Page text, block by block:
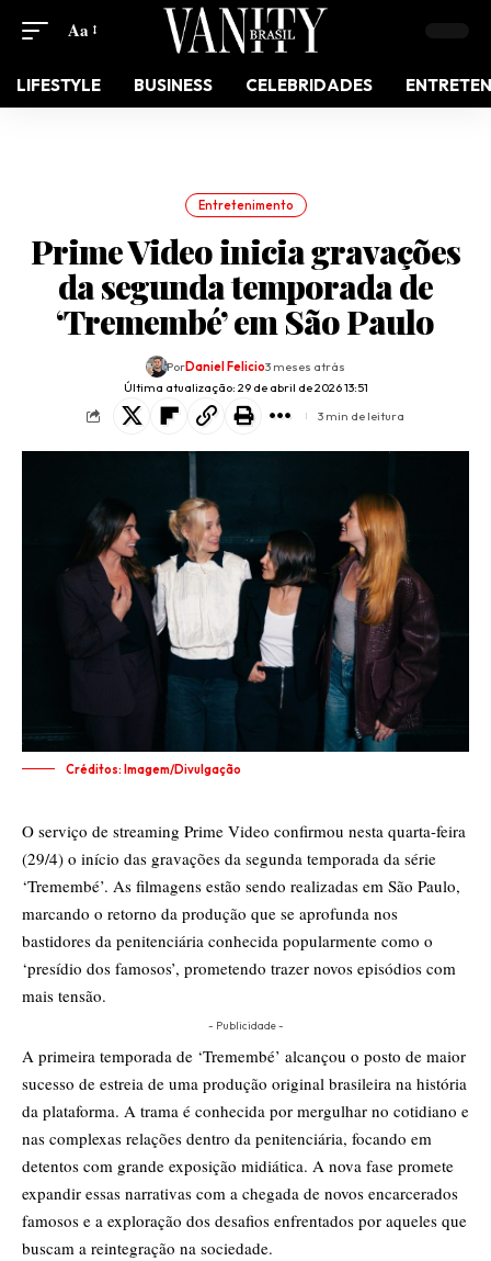
Aa
LIFESTYLE BUSINESS CELEBRIDADES
Entretenimento
Prime Video inicia gravações
da segunda temporada de
‘Tremembé’ em São Paulo
Última atualização: 29 de abril de 2026 13:51
PorDaniel Felicio3 meses atrás
3 min de leitura
Créditos: Imagem/Divulgação
O serviço de streaming Prime Video confirmou nesta quarta-feira
(29/4) o início das gravações da segunda temporada da série
‘Tremembé’. As filmagens estão sendo realizadas em São Paulo,
marcando o retorno da produção que se aprofunda nos
bastidores da penitenciária conhecida popularmente como o
‘presídio dos famosos’, prometendo trazer novos episódios com
mais tensão.
- Publicidade -
A primeira temporada de ‘Tremembé’ alcançou o posto de maior
sucesso de estreia de uma produção original brasileira na história
da plataforma. A trama é conhecida por mergulhar no cotidiano e
nas complexas relações dentro da penitenciária, focando em
detentos com grande exposição midiática. A nova fase promete
expandir essas narrativas com a chegada de novos encarcerados
famosos e a exploração dos desafios enfrentados por aqueles que
buscam a reintegração na sociedade.